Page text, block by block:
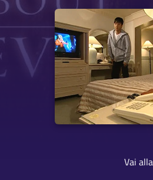
Vai alla